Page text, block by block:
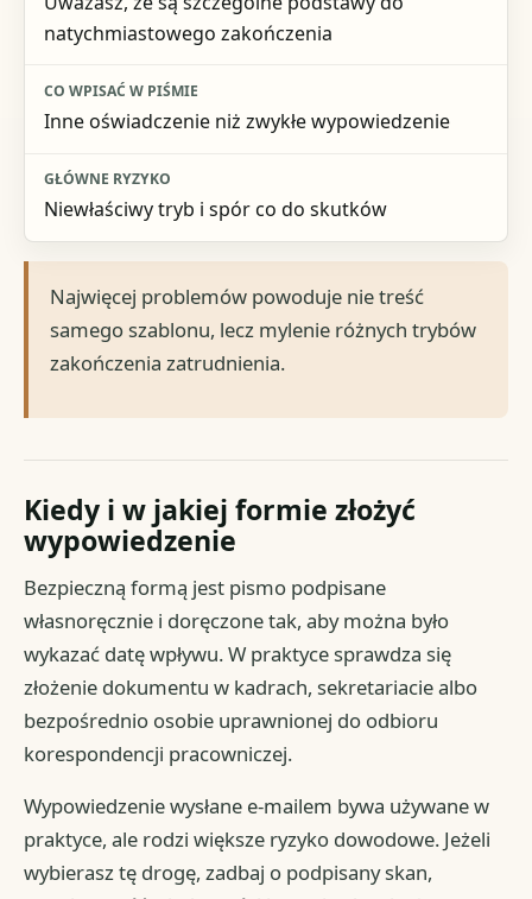
natychmiastowego zakończenia
Inne oświadczenie niż zwykłe wypowiedzenie
Niewłaściwy tryb i spór co do skutków
Najwięcej problemów powoduje nie treść
samego szablonu, lecz mylenie różnych trybów
zakończenia zatrudnienia.
Kiedy i w jakiej formie złożyć
wypowiedzenie
Bezpieczną formą jest pismo podpisane
własnoręcznie i doręczone tak, aby można było
wykazać datę wpływu. W praktyce sprawdza się
złożenie dokumentu w kadrach, sekretariacie albo
bezpośrednio osobie uprawnionej do odbioru
korespondencji pracowniczej.
Wypowiedzenie wysłane e-mailem bywa używane w
praktyce, ale rodzi większe ryzyko dowodowe. Jeżeli
wybierasz tę drogę, zadbaj o podpisany skan,